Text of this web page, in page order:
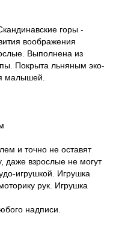
горы -
воображения
Выполнена из
Покрыта льняным эко-
малышей.
и точно не оставят
взрослые не могут
игрушкой. Игрушка
рук. Игрушка
надписи.